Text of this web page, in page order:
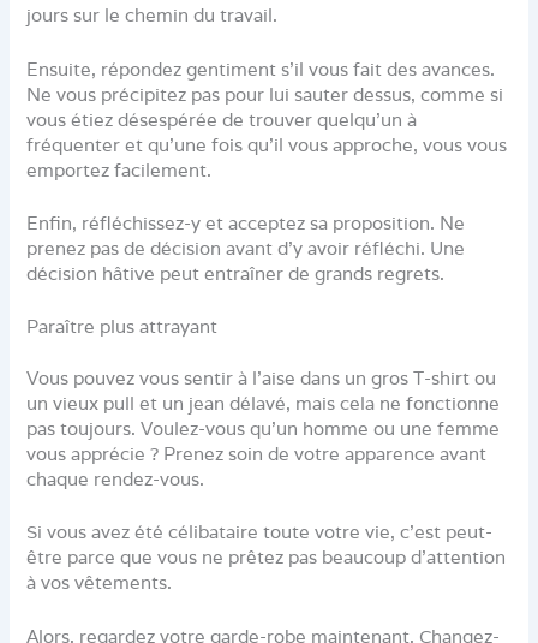
jours sur le chemin du travail.
Ensuite, répondez gentiment s’il vous fait des avances.
Ne vous précipitez pas pour lui sauter dessus, comme si
vous étiez désespérée de trouver quelqu’un à
fréquenter et qu’une fois qu’il vous approche, vous vous
emportez facilement.
Enfin, réfléchissez-y et acceptez sa proposition. Ne
prenez pas de décision avant d’y avoir réfléchi. Une
décision hâtive peut entraîner de grands regrets.
Paraître plus attrayant
Vous pouvez vous sentir à l’aise dans un gros T-shirt ou
un vieux pull et un jean délavé, mais cela ne fonctionne
pas toujours. Voulez-vous qu’un homme ou une femme
vous apprécie ? Prenez soin de votre apparence avant
chaque rendez-vous.
Si vous avez été célibataire toute votre vie, c’est peut-
être parce que vous ne prêtez pas beaucoup d’attention
à vos vêtements.
Alors, regardez votre garde-robe maintenant. Changez-